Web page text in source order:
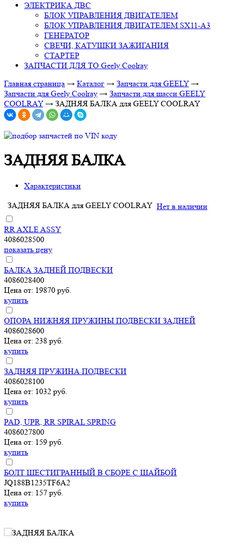
ЭЛЕКТРИКА ДВС
БЛОК УПРАВЛЕНИЯ ДВИГАТЕЛЕМ
БЛОК УПРАВЛЕНИЯ ДВИГАТЕЛЕМ SX11-A3
ГЕНЕРАТОР
СВЕЧИ, КАТУШКИ ЗАЖИГАНИЯ
СТАРТЕР
ЗАПЧАСТИ ДЛЯ ТО Geely Coolray
Главная страница → Каталог → Запчасти для GEELY→
Запчасти для Geely Coolray → Запчасти для шасси GEELY
COOLRAY→ ЗАДНЯЯ БАЛКА для GEELY COOLRAY
ЗАДНЯЯ БАЛКА
Характеристики
ЗАДНЯЯ БАЛКА для GEELY COOLRAY Нет в наличии
RR AXLE ASSY
4086028500
показать цену
БАЛКА ЗАДНЕЙ ПОДВЕСКИ
4086028400
Цена от: 19870 руб.
купить
ОПОРА НИЖНЯЯ ПРУЖИНЫ ПОДВЕСКИ ЗАДНЕЙ
4086028600
Цена от: 238 руб.
купить
ЗАДНЯЯ ПРУЖИНА ПОДВЕСКИ
4086028100
Цена от: 1032 руб.
купить
PAD, UPR, RR SPIRAL SPRING
4086027800
Цена от: 159 руб.
купить
БОЛТ ШЕСТИГРАННЫЙ В СБОРЕ С ШАЙБОЙ
JQ188B1235TF6A2
Цена от: 157 руб.
купить